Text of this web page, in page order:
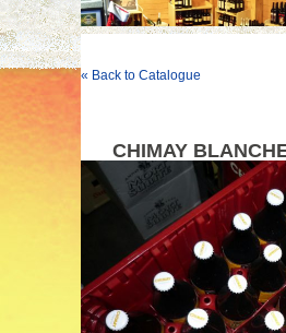
« Back to Catalogue
CHIMAY